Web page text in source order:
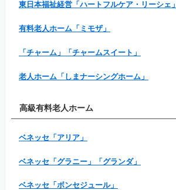
東日本福祉経営「ハートフルケア・リーシェ」
有料老人ホーム「ミモザ」
「チャーム」「チャームスイート」
老人ホーム「しまナーシングホーム」
高級有料老人ホーム
ベネッセ「アリア」
ベネッセ「グラニー」「グランダ」
ベネッセ「ボンセジュール」